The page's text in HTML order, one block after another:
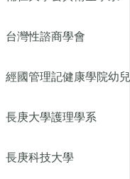
台灣性諮商學會
經國管理記健康學院幼
長庚大學護理學系
長庚科技大學